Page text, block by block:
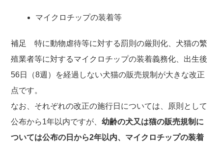
マイクロチップの装着等
補足 特に動物虐待等に対する罰則の厳則化、犬猫の繁
殖業者等に対するマイクロチップの装着義務化、出生後
56日（8週）を経過しない犬猫の販売規制が大きな改正
点です。
なお、それぞれの改正の施行日については、原則として
公布から1年以内ですが、幼齢の犬又は猫の販売規制に
ついては公布の日から2年以内、マイクロチップの装着